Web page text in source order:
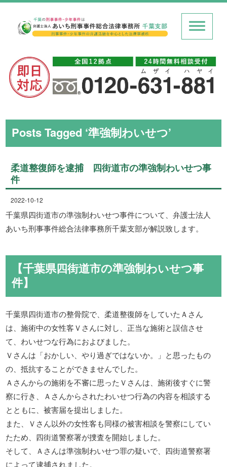
Posts Tagged ‘準強制わいせつ’
柔道整復師を逮捕 四街道市の準強制わいせつ事
件
2022-10-12
千葉県四街道市の準強制わいせつ事件について、弁護士法人
あいち刑事事件総合法律事務所千葉支部が解説致します。
【千葉県四街道市の準強制わいせつ事
件】
千葉県四街道市の整骨院で、柔道整復師をしていたＡさん
は、施術中の女性客Ｖさんに対し、正当な施術と誤信させ
て、わいせつな行為におよびました。
Ｖさんは「おかしい、やり過ぎではないか。」と思ったもの
の、抵抗することができませんでした。
Ａさんからの施術を不審に思ったＶさんは、施術後すぐに警
察に行き、Ａさんからされたわいせつ行為の内容を相談する
とともに、被害届を提出しました。
また、Ｖさん以外の女性客も同様の被害相談を警察にしてい
たため、四街道警察署が捜査を開始しました。
そして、Ａさんは準強制わいせつ罪の疑いで、四街道警察署
によって逮捕されました。